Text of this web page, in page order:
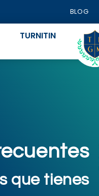
BLOG
TURNITIN
que tienes